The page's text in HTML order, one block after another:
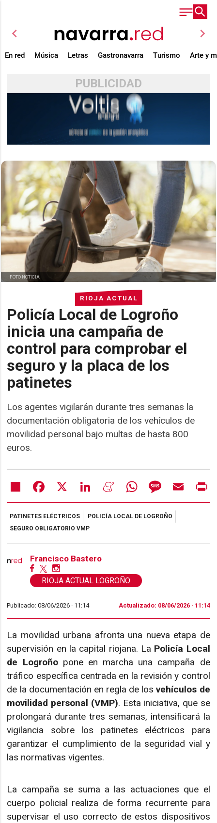
chevron_left chevron_right
En red Música Letras Gastronavarra Turismo Arte y
PUBLICIDAD
RIOJA ACTUAL
Policía Local de Logroño
inicia una campaña de
control para comprobar el
seguro y la placa de los
patinetes
Los agentes vigilarán durante tres semanas la
documentación obligatoria de los vehículos de
movilidad personal bajo multas de hasta 800
euros.
FOTO NOTICIA
Share Facebook LinkedIn MeneameWhatsAppMessageEmail
PATINETES ELÉCTRICOS
POLICÍA LOCAL DE LOGROÑO
SEGURO OBLIGATORIO VMP
Francisco Bastero
RIOJA ACTUAL LOGROÑO
Publicado: 08/06/2026 · 11:14 Actualizado: 08/06/2026 · 11:14
La movilidad urbana afronta una nueva etapa de
supervisión en la capital riojana. La Policía Local
de Logroñopone en marcha una campaña de
tráfico específica centrada en la revisión y control
de la documentación en regla de losvehículos de
movilidad personal (VMP). Esta iniciativa, que se
prolongará durante tres semanas, intensificará la
vigilancia sobre los patinetes eléctricos para
garantizar el cumplimiento de la seguridad vial y
las normativas vigentes.
La campaña se suma a las actuaciones que el
cuerpo policial realiza de forma recurrente para
supervisar el uso correcto de estos dispositivos